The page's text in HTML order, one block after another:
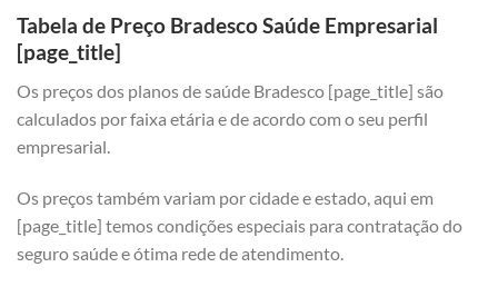
Tabela de Preço Bradesco Saúde Empresarial
[page_title]
Os preços dos planos de saúde Bradesco [page_title] são
calculados por faixa etária e de acordo com o seu perfil
empresarial.
Os preços também variam por cidade e estado, aqui em
[page_title] temos condições especiais para contratação do
seguro saúde e ótima rede de atendimento.